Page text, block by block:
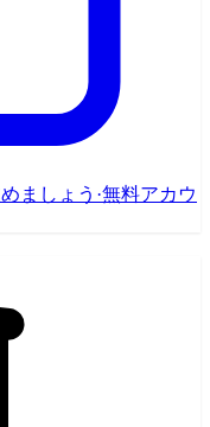
ましょう ·無料アカウ